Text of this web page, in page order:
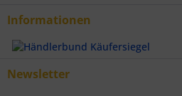
Informationen
Newsletter